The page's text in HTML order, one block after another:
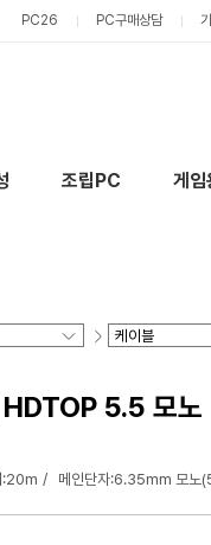
PC26 PC구매상담
조립PC 게
HDTOP 5.5 모
:20m 메인단자:6.35mm 모노